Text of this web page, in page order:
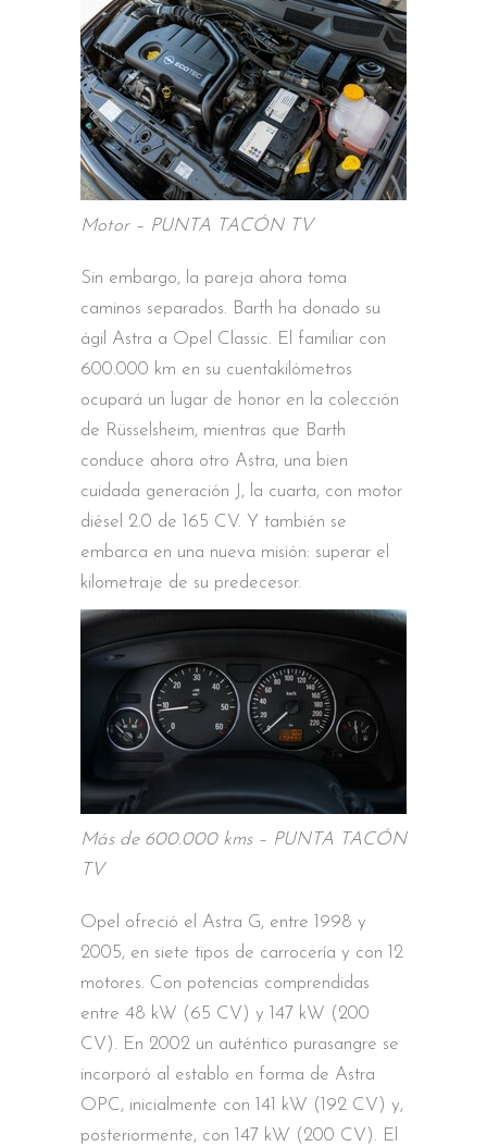
Motor – PUNTA TACÓN TV
Sin embargo, la pareja ahora toma
caminos separados. Barth ha donado su
ágil Astra a Opel Classic. El familiar con
600.000 km en su cuentakilómetros
ocupará un lugar de honor en la colección
de Rüsselsheim, mientras que Barth
conduce ahora otro Astra, una bien
cuidada generación J, la cuarta, con motor
diésel 2.0 de 165 CV. Y también se
embarca en una nueva misión: superar el
kilometraje de su predecesor.
Más de 600.000 kms – PUNTA TACÓN
TV
Opel ofreció el Astra G, entre 1998 y
2005, en siete tipos de carrocería y con 12
motores. Con potencias comprendidas
entre 48 kW (65 CV) y 147 kW (200
CV). En 2002 un auténtico purasangre se
incorporó al establo en forma de Astra
OPC, inicialmente con 141 kW (192 CV) y,
posteriormente, con 147 kW (200 CV). El